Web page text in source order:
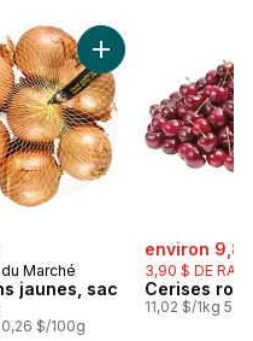
rouges sans pépins au
Marché
jaunes, sac
$/100g
Ajouter Oignons
sale:
environ
3,90 $ DE
Cerises
11,02 $/1kg